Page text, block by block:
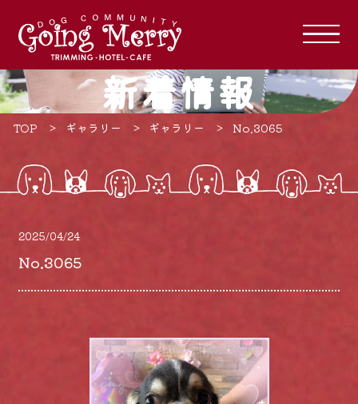
新着情報
TOP ギャラリー ギャラリー No.3065
2025/04/24
No.3065